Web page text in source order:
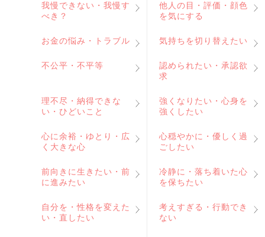
我慢できない・我慢す
べき？
他人の目・評価・顔色
を気にする
お金の悩み・トラブル 気持ちを切り替えたい
不公平・不平等
認められたい・承認欲
求
理不尽・納得できな
い・ひどいこと
強くなりたい・心身を
強くしたい
心に余裕・ゆとり・広
く大きな心
心穏やかに・優しく過
ごしたい
前向きに生きたい・前
に進みたい
冷静に・落ち着いた心
を保ちたい
自分を・性格を変えた
い・直したい
考えすぎる・行動でき
ない